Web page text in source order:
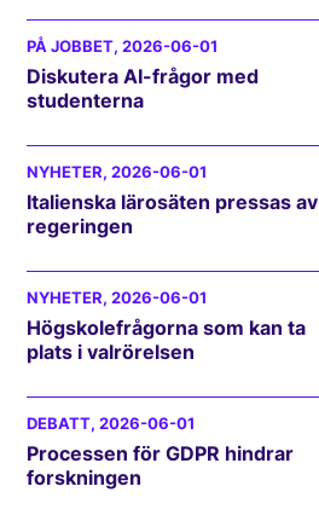
PÅ JOBBET, 2026-06-01
Diskutera AI-frågor med
studenterna
NYHETER, 2026-06-01
Italienska lärosäten pressas av
regeringen
NYHETER, 2026-06-01
Högskolefrågorna som kan ta
plats i valrörelsen
DEBATT, 2026-06-01
Processen för GDPR hindrar
forskningen